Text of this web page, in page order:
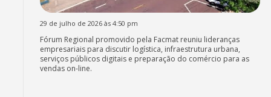
29 de julho de 2026 às 4:50 pm
Fórum Regional promovido pela Facmat reuniu lideranças
empresariais para discutir logística, infraestrutura urbana,
serviços públicos digitais e preparação do comércio para as
vendas on-line.